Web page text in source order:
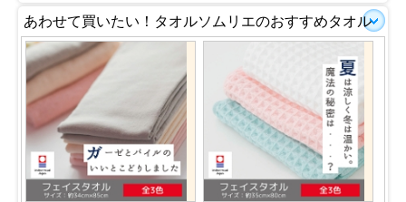
あわせて買いたい！タオルソムリエのおすすめタオル